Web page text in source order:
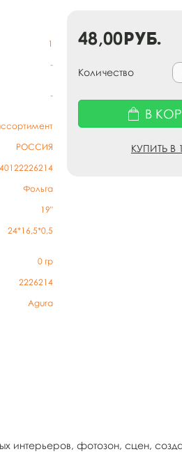
1
-
-
РОССИЯ
Фольга
19"
24*16,5*0,5
0 гр
2226214
Agura
48,00руб.
Количество
В
КУПИТЬ В
фотозон, сцен,